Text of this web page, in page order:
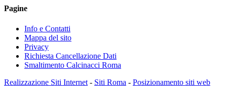
Pagine
Info e Contatti
Mappa del sito
Privacy
Richiesta Cancellazione Dati
Smaltimento Calcinacci Roma
Realizzazione Siti Internet - Siti Roma - Posizionamento siti web